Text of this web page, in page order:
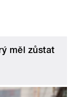
měl zůstat